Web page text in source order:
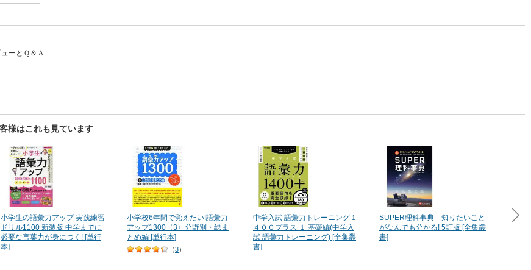
ーとＱ＆Ａ
様はこれも見ています
小学生の語彙力アップ 実践練習
ドリル1100 新装版 中学までに
必要な言葉力が身につく! [単行
本]
小学校6年間で覚えたい!語彙力
アップ1300〈3〉分野別・総ま
とめ編 [単行本]
（3）
中学入試 語彙力トレーニング１
４００プラス １ 基礎編(中学入
試 語彙力トレーニング) [全集叢
書]
SUPER理科事典―知りたいこと
がなんでも分かる! 5訂版 [全集叢
書]
小学